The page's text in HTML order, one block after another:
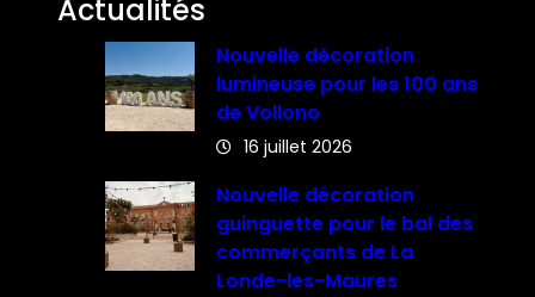
Actualités
Nouvelle décoration
lumineuse pour les 100 ans
de Vollono
16 juillet 2026
Nouvelle décoration
guinguette pour le bal des
commerçants de La
Londe-les-Maures